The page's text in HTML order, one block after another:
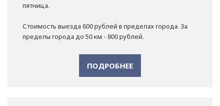
пятница.
Стоимость выезда 600 рублей в пределах города. За
пределы города до 50 км - 800 рублей.
ПОДРОБНЕЕ